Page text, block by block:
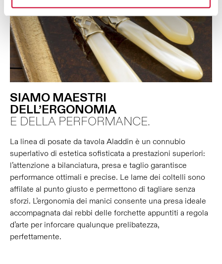
SIAMO MAESTRI
DELL’ERGONOMIA
E DELLA PERFORMANCE.
La linea di posate da tavola Aladdin è un connubio
superlativo di estetica sofisticata a prestazioni superiori:
l’attenzione a bilanciatura, presa e taglio garantisce
performance ottimali e precise. Le lame dei coltelli sono
affilate al punto giusto e permettono di tagliare senza
sforzi. L’ergonomia dei manici consente una presa ideale
accompagnata dai rebbi delle forchette appuntiti a regola
d’arte per inforcare qualunque prelibatezza,
perfettamente.